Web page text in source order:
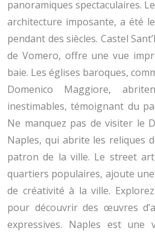
panoramiques spectaculaires.
architecture imposante, a été
pendant des siècles. Castel
de Vomero, offre une vue
baie. Les églises baroques,
Domenico Maggiore,
inestimables, témoignant du
Ne manquez pas de visiter le
Naples, qui abrite les reliques
patron de la ville. Le street
quartiers populaires, ajoute
de créativité à la ville.
pour découvrir des œuvres
expressives. Naples est une